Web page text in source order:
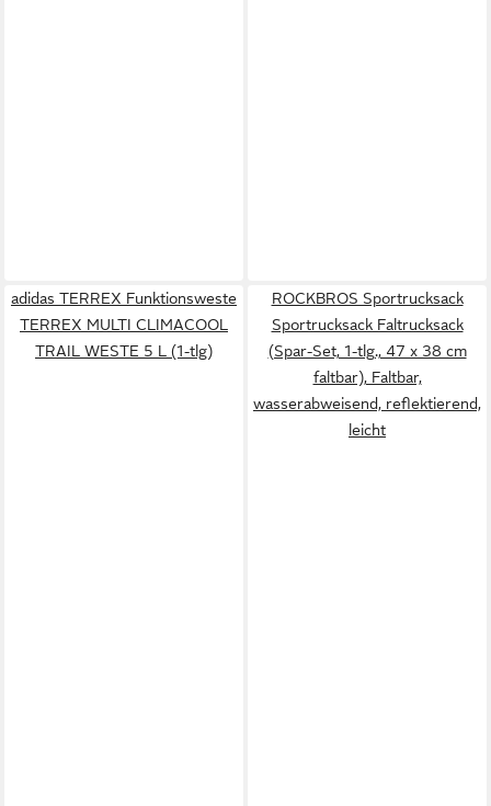
adidas TERREX Funktionsweste
TERREX MULTI CLIMACOOL
TRAIL WESTE 5 L (1-tlg)
ROCKBROS Sportrucksack
Sportrucksack Faltrucksack
(Spar-Set, 1-tlg., 47 x 38 cm
faltbar), Faltbar,
wasserabweisend, reflektierend,
leicht